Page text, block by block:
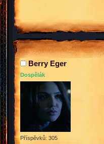
Berry Eger
Dospělák
Příspěvků: 305